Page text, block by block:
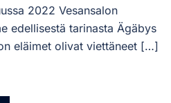
2022 Vesansalon
edellisestä tarinasta Ägäbys
eläimet olivat viettäneet […]